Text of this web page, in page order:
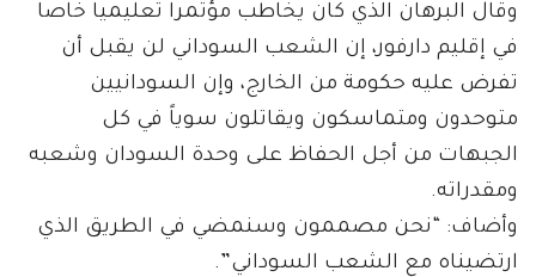
وقال البرهان الذي كان يخاطب مؤتمرا تعليميا خاصا
في إقليم دارفور، إن الشعب السوداني لن يقبل أن
تفرض عليه حكومة من الخارج، وإن السودانيين
متوحدون ومتماسكون ويقاتلون سوياً في كل
الجبهات من أجل الحفاظ على وحدة السودان وشعبه
ومقدراته.
وأضاف: “نحن مصممون وسنمضي في الطريق الذي
ارتضيناه مع الشعب السوداني”.